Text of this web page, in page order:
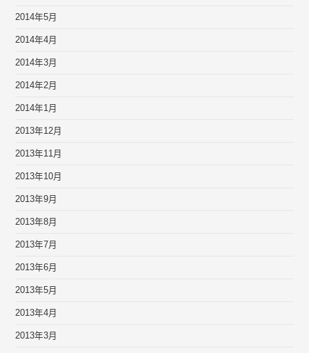
2014年5月
2014年4月
2014年3月
2014年2月
2014年1月
2013年12月
2013年11月
2013年10月
2013年9月
2013年8月
2013年7月
2013年6月
2013年5月
2013年4月
2013年3月